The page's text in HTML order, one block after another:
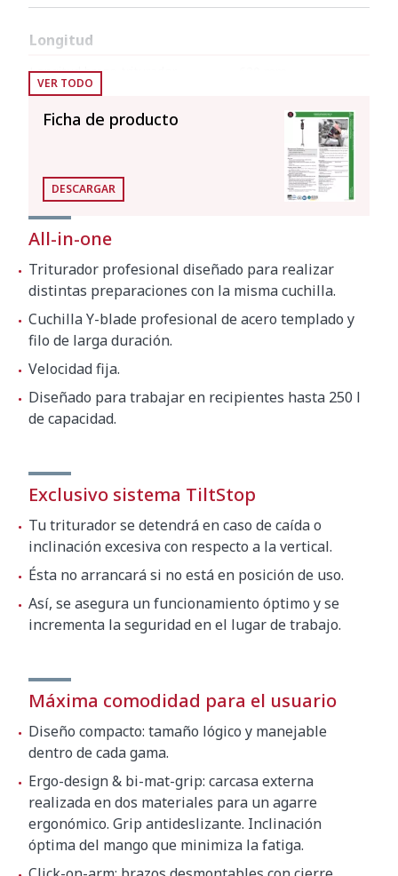
Longitud
Longitud brazo triturador
Nivel de ruido a 1 m
<80 dB(A)
Dimensiones del embalaje
692 x 310 x 130 mm
Peso bruto
6.32 kg
VER TODO
Ficha de producto
DESCARGAR
All-in-one
Triturador profesional diseñado para realizar
distintas preparaciones con la misma cuchilla.
Cuchilla Y-blade profesional de acero templado y
filo de larga duración.
Velocidad fija.
Diseñado para trabajar en recipientes hasta 250 l
de capacidad.
Exclusivo sistema TiltStop
Tu triturador se detendrá en caso de caída o
inclinación excesiva con respecto a la vertical.
Ésta no arrancará si no está en posición de uso.
Así, se asegura un funcionamiento óptimo y se
incrementa la seguridad en el lugar de trabajo.
Máxima comodidad para el usuario
Diseño compacto: tamaño lógico y manejable
dentro de cada gama.
Ergo-design & bi-mat-grip: carcasa externa
realizada en dos materiales para un agarre
ergonómico. Grip antideslizante. Inclinación
óptima del mango que minimiza la fatiga.